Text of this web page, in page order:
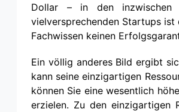
Dollar – in den inzwischen
vielversprechenden Startups ist
Fachwissen keinen
Ein völlig anderes Bild ergibt
kann seine einzigartigen
können Sie eine wesentlich
erzielen. Zu den einzigartigen